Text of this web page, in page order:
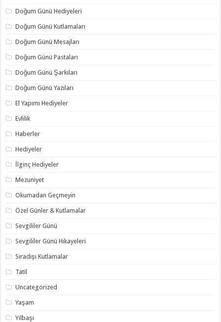
Doğum Günü Hediyeleri
Doğum Günü Kutlamaları
Doğum Günü Mesajları
Doğum Günü Pastaları
Doğum Günü Şarkıları
Doğum Günü Yazıları
El Yapımı Hediyeler
Evlilik
Haberler
Hediyeler
İlginç Hediyeler
Mezuniyet
Okumadan Geçmeyin
Özel Günler & Kutlamalar
Sevgililer Günü
Sevgililer Günü Hikayeleri
Sıradışı Kutlamalar
Tatil
Uncategorized
Yaşam
Yılbaşı